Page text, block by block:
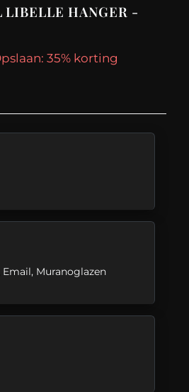
LIBELLE HANGER -
35% korting
Email, Muranoglazen